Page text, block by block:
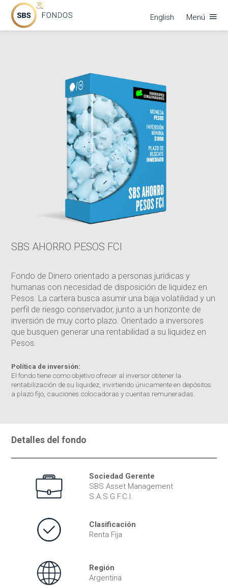
English Menú
SBS AHORRO PESOS FCI
Fondo de Dinero orientado a personas jurídicas y
humanas con necesidad de disposición de liquidez en
Pesos. La cartera busca asumir una baja volatilidad y un
perfil de riesgo conservador, junto a un horizonte de
inversión de muy corto plazo. Orientado a inversores
que busquen generar una rentabilidad a su liquidez en
Pesos.
Política de inversión:
El fondo tiene como objetivo ofrecer al inversor obtener la
rentabilización de su liquidez, invirtiendo únicamente en depósitos
a plazo fijo, cauciones colocadoras y cuentas remuneradas.
Detalles del fondo
Sociedad Gerente
SBS Asset Management
S.A.S.G.F.C.I.
Clasificación
Renta Fija
Región
Argentina